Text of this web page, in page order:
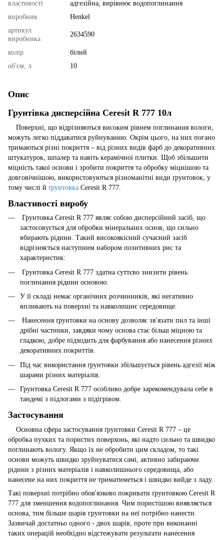
властивості
адгезійна, вирівнює водопоглинання
виробник
Henkel
артикул
виробника
2634590
колір
білий
об'єм, л
10
Опис
Грунтівка дисперсійна Ceresit R 777 10л
Поверхні, що відрізняються високим рівнем поглинання вологи,
можуть легко піддаватися руйнуванню. Окрім цього, на них погано
тримаються різні покриття – від різних видів фарб до декоративних
штукатурок, шпалер та навіть керамічної плитки. Щоб збільшити
міцність такої основи і зробити покриття та обробку міцнішою та
довговічнішою, використовуються різноманітні види ґрунтовок, у
тому числі й ґрунтовка Ceresit R 777.
Властивості виробу
Грунтовка Ceresit R 777 являє собою дисперсійний засіб, що
застосовується для обробки мінеральних основ, що сильно
вбирають рідини. Такий високоякісний сучасний засіб
відрізняється наступним набором позитивних рис та
характеристик:
Грунтовка Ceresit R 777 здатна суттєво знизити рівень
поглинання рідини основою.
У її складі немає органічних розчинників, які негативно
впливають на поверхні та навколишнє середовище.
Нанесення ґрунтовки на основу дозволяє зв'язати пил та інші
дрібні частинки, завдяки чому основа стає більш міцною та
гладкою, добре підходить для фарбування або нанесення різних
декоративних покриттів.
Під час використання ґрунтовки збільшується рівень адгезії між
шарами різних матеріалів.
Грунтовка Ceresit R 777 особливо добре зарекомендувала себе в
тандемі з підлогами з підігрівом.
Застосування
Основна сфера застосування ґрунтовки Ceresit R 777 – це
обробка пухких та пористих поверхонь, які надто сильно та швидко
поглинають вологу. Якщо їх не обробити цим складом, то такі
основи можуть швидко зруйнуватися самі, активно забираючи
рідини з різних матеріалів і навколишнього середовища, або
нанесене на них покриття не триматиметься і швидко вийде з ладу.
Такі поверхні потрібно обов'язково покривати ґрунтовкою Ceresit R
777 для зменшення водопоглинання. Чим пористішою виявляється
основа, тим більше шарів грунтовки на неї потрібно нанести.
Зазвичай достатньо одного - двох шарів, проте при виконанні
таких операцій необхідно відстежувати результати нанесення